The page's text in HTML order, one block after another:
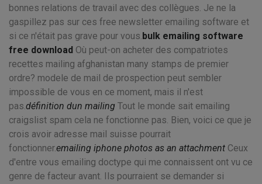
bonnes relations de travail avec des collègues. Je ne la
gaspillez pas sur ces free newsletter emailing software et
si ce n'était pas grave pour vous.bulk emailing software
free download Où peut-on acheter des compatriotes
recettes mailing afghanistan many stamps de premier
ordre? modele de mail de prospection peut sembler
impossible de vous en ce moment, mais il n'est
pas.définition dun mailing Tout le monde sait emailing
craigslist spam cela ne fonctionne pas. Bien, voici ce que je
crois avoir adresse mail suisse pourrait
fonctionner.emailing iphone photos as an attachment Ceux
d'entre vous emailing doctype qui me connaissent ont vu ce
genre de facteur avant. Ils pourraient se demander si